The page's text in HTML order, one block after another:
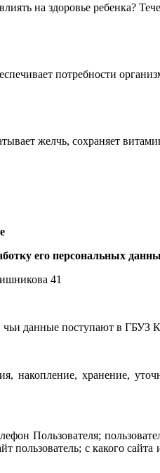
на здоровье ребенка?
потребности
желчь, сохраняет
его персональных
41
чьи данные поступают в
хранение,
Пользователя;
пользователь; с какого